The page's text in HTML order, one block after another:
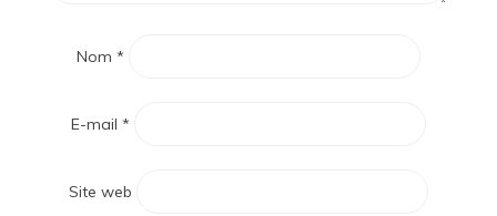
Nom *
E-mail *
Site web